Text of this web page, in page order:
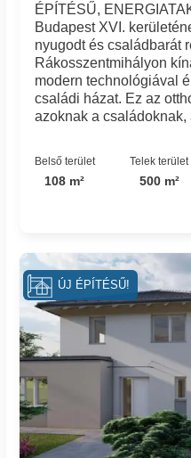
ÉPÍTÉSŰ,
Budapest XVI.
nyugodt és családbarát
Rákosszentmihályon
modern technológiával
családi házat. Ez az
azoknak a családoknak,
Belső terület
108 m²
Telek terület
500 m²
ÚJ ÉPÍTÉSŰ!